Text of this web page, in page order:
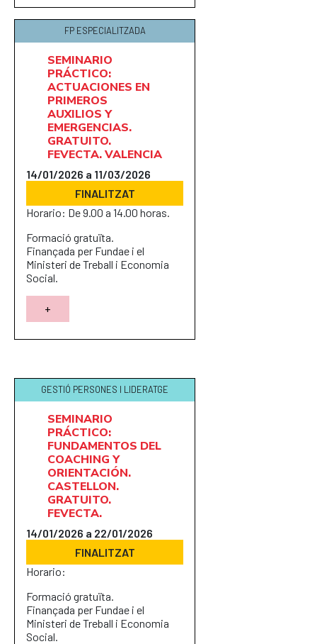
FP ESPECIALITZADA
SEMINARIO
PRÁCTICO:
ACTUACIONES EN
PRIMEROS
AUXILIOS Y
EMERGENCIAS.
GRATUITO.
FEVECTA. VALENCIA
14/01/2026 a 11/03/2026
FINALITZAT
Horario: De 9.00 a 14.00 horas.
Formació gratuïta.
Finançada per Fundae i el
Ministeri de Treball i Economia
Social.
+
GESTIÓ PERSONES I LIDERATGE
SEMINARIO
PRÁCTICO:
FUNDAMENTOS DEL
COACHING Y
ORIENTACIÓN.
CASTELLON.
GRATUITO.
FEVECTA.
14/01/2026 a 22/01/2026
FINALITZAT
Horario:
Formació gratuïta.
Finançada per Fundae i el
Ministeri de Treball i Economia
Social.